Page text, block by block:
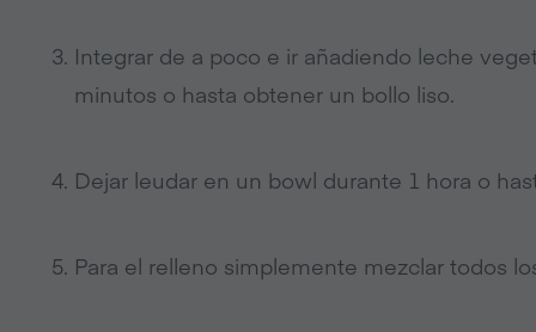
Integrar de a poco e ir añadiendo leche
minutos o hasta obtener un bollo liso.
Dejar leudar en un bowl durante 1 hora o
Para el relleno simplemente mezclar todos